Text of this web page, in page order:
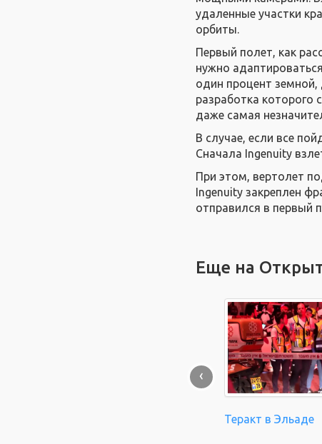
удаленные участки
орбиты.
Первый полет, как
нужно
один процент земной,
разработка которого
даже самая
В случае, если все
Сначала Ingenuity
При этом, вертолет
Ingenuity закреплен
отправился в первый
Еще на
Теракт в Эльаде
‹